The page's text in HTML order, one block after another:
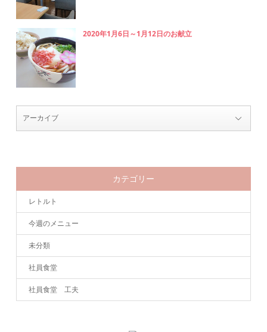
2020年1月6日～1月12日のお献立
カテゴリー
レトルト
今週のメニュー
未分類
社員食堂
社員食堂 工夫